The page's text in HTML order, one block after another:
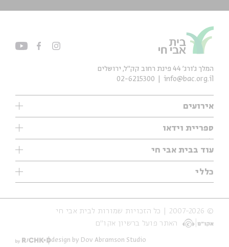
אירועים
עיון
אנגלית
נוער
סדרות
אירועי עבר
אירועים בירושלים
ספריית וידאו
ילדים
מוזיקה
עיון
מיוחדים
עוד בבית אבי חי
תערוכות
מיוחדים
כללי
אודות
הצהרת נגישות
תנאי שימוש והצהרת פרטיות
המלך ג'ורג' 44 פינת רחוב קק״ל, ירושלים
info@bac.org.il
02-6215300
© 2007-2026 | כל הזכויות שמורות לבית אבי חי
האתר פועל ברשיון אקו״ם
design by Dov Abramson Studio